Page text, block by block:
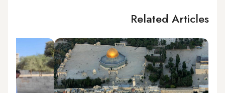
Related Articles